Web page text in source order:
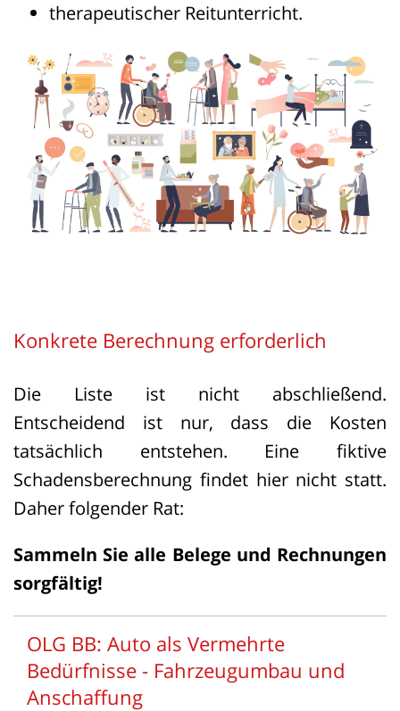
therapeutischer Reitunterricht.
Konkrete Berechnung erforderlich
Die Liste ist nicht abschließend.
Entscheidend ist nur, dass die Kosten
tatsächlich entstehen. Eine fiktive
Schadensberechnung findet hier nicht statt.
Daher folgender Rat:
Sammeln Sie alle Belege und Rechnungen
sorgfältig!
OLG BB: Auto als Vermehrte
Bedürfnisse - Fahrzeugumbau und
Anschaffung